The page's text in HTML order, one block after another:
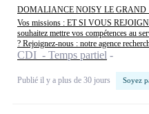
DOMALIANCE NOISY LE
Vos missions : ET SI VOUS
souhaitez mettre vos compétences au
? Rejoignez-nous : notre agence
CDI - Temps partiel
Publié il y a plus de 30 jours Soyez